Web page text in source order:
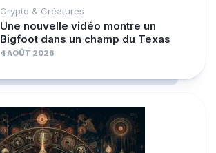
Crypto & Créatures
Une nouvelle vidéo montre un
Bigfoot dans un champ du Texas
4 AOÛT 2026